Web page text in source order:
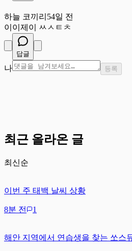
하늘 코끼리 54일 전
이이제이 ㅆㅅㅌㅊ
답글
나 등록
최근 올라온 글
최신순
이번 주 태백 날씨 상황
8분 전 1
해안 지역에서 연습생을 찾는 쏘스